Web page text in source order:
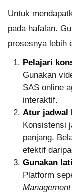
Untuk
pada hafalan.
prosesnya lebih
Pelajari
Gunakan
SAS online
interaktif.
Atur jadwal
Konsistensi
panjang.
efektif
Gunakan
Platform